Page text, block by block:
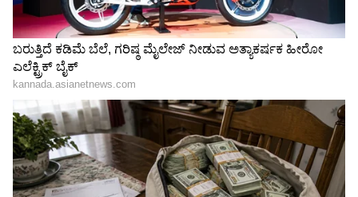
ಮುಂದೇನ್ ಆಗುತ್ತೆ ಸ್ವಾಮಿ?
3
6
Image Credit :Vijayalakshmi Darshan